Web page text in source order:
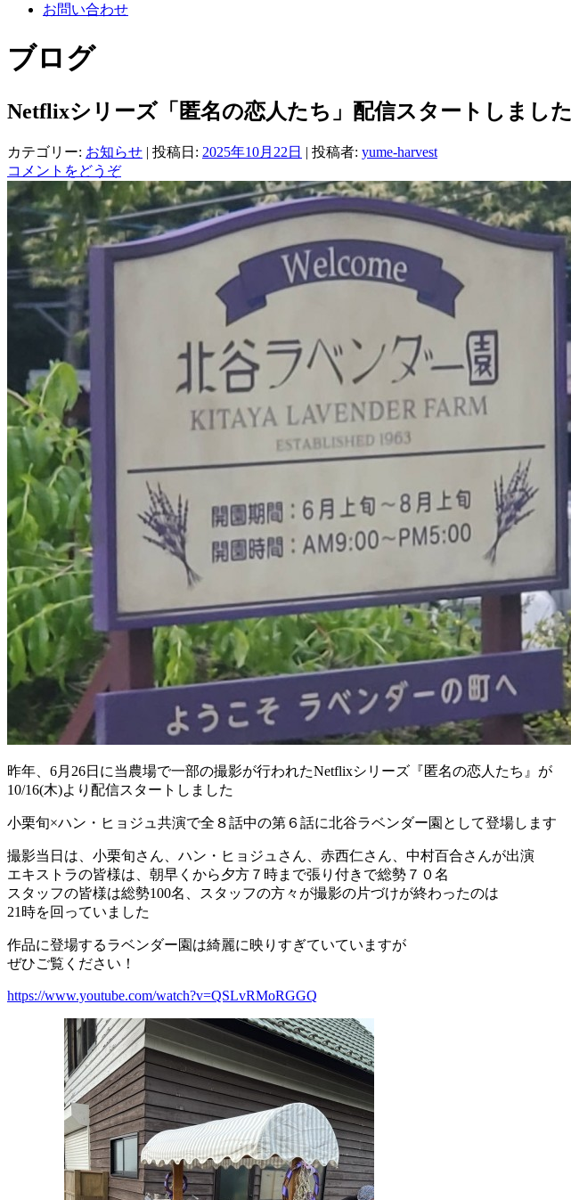
お問い合わせ
ブログ
Netflixシリーズ「匿名の恋人たち」配信スタートしました
カテゴリー: お知らせ | 投稿日: 2025年10月22日 | 投稿者: yume-harvest
コメントをどうぞ
昨年、6月26日に当農場で一部の撮影が行われたNetflixシリーズ『匿名の恋人たち』が
10/16(木)より配信スタートしました
小栗旬×ハン・ヒョジュ共演で全８話中の第６話に北谷ラベンダー園として登場します
撮影当日は、小栗旬さん、ハン・ヒョジュさん、赤西仁さん、中村百合さんが出演
エキストラの皆様は、朝早くから夕方７時まで張り付きで総勢７０名
スタッフの皆様は総勢100名、スタッフの方々が撮影の片づけが終わったのは
21時を回っていました
作品に登場するラベンダー園は綺麗に映りすぎていていますが
ぜひご覧ください！
https://www.youtube.com/watch?v=QSLvRMoRGGQ